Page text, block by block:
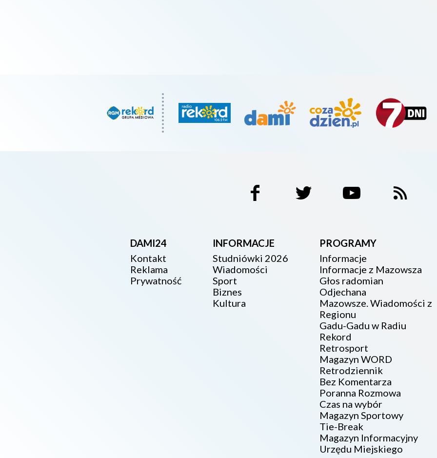
DAMI24
Kontakt
Reklama
Prywatność
INFORMACJE
Studniówki 2026
Wiadomości
Sport
Biznes
Kultura
PROGRAMY
Informacje
Informacje z Mazowsza
Głos radomian
Odjechana
Mazowsze. Wiadomości z
Regionu
Gadu-Gadu w Radiu
Rekord
Retrosport
Magazyn WORD
Retrodziennik
Bez Komentarza
Poranna Rozmowa
Czas na wybór
Magazyn Sportowy
Tie-Break
Magazyn Informacyjny
Urzędu Miejskiego